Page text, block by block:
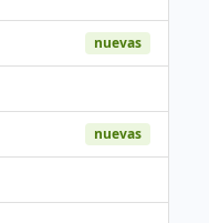
nuevas
nuevas